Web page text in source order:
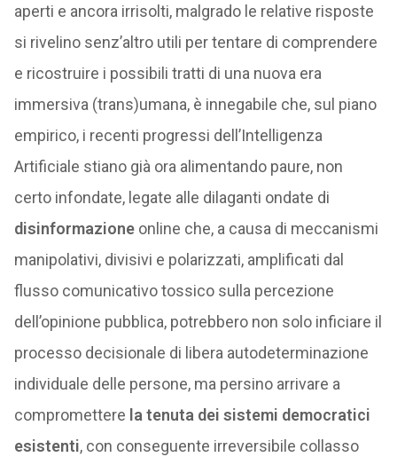
aperti e ancora irrisolti, malgrado le relative risposte
si rivelino senz’altro utili per tentare di comprendere
e ricostruire i possibili tratti di una nuova era
immersiva (trans)umana, è innegabile che, sul piano
empirico, i recenti progressi dell’Intelligenza
Artificiale stiano già ora alimentando paure, non
certo infondate, legate alle dilaganti ondate di
disinformazioneonline che, a causa di meccanismi
manipolativi, divisivi e polarizzati, amplificati dal
flusso comunicativo tossico sulla percezione
dell’opinione pubblica, potrebbero non solo inficiare il
processo decisionale di libera autodeterminazione
individuale delle persone, ma persino arrivare a
compromettere la tenuta dei sistemi democratici
esistenti, con conseguente irreversibile collasso